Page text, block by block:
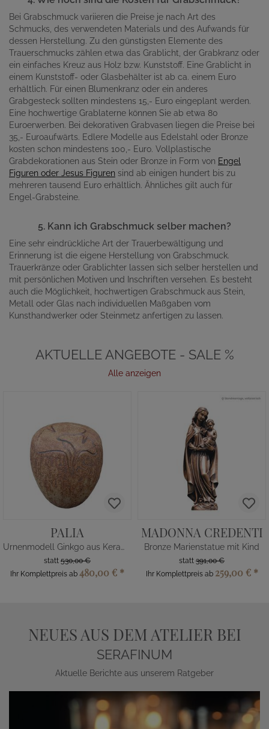
Bei Grabschmuck variieren die Preise je nach Art des
Schmucks, des verwendeten Materials und des Aufwands für
dessen Herstellung. Zu den günstigsten Elemente des
Trauerschmucks zählen etwa das Grablicht, der Grabkranz oder
ein einfaches Kreuz aus Holz bzw. Kunststoff. Eine Grablicht in
einem Kunststoff- oder Glasbehälter ist ab ca. einem Euro
erhältlich. Für einen Blumenkranz oder ein anderes
Grabgesteck sollten mindestens 15,- Euro eingeplant werden.
Eine hochwertige Grablaterne können Sie ab etwa 80
Euroerwerben. Bei dekorativen Grabvasen liegen die Preise bei
35,- Euroaufwärts. Edlere Modelle aus Edelstahl oder Bronze
kosten schon mindestens 100,- Euro. Vollplastische
Grabdekorationen aus Stein oder Bronze in Form von Engel
Figuren oder Jesus Figuren sind ab einigen hundert bis zu
mehreren tausend Euro erhältlich. Ähnliches gilt auch für
Engel-Grabsteine.
5. Kann ich Grabschmuck selber machen?
Eine sehr eindrückliche Art der Trauerbewältigung und
Erinnerung ist die eigene Herstellung von Grabschmuck.
Trauerkränze oder Grablichter lassen sich selber herstellen und
mit persönlichen Motiven und Inschriften versehen. Es besteht
auch die Möglichkeit, hochwertigen Grabschmuck aus Stein,
Metall oder Glas nach individuellen Maßgaben vom
Kunsthandwerker oder Steinmetz anfertigen zu lassen.
AKTUELLE ANGEBOTE - SALE %
Alle anzeigen
PALIA
Urnenmodell Ginkgo aus Keramik
statt 530,00 €
Ihr Komplettpreis ab 480,00 € *
MADONNA CREDENTI
Bronze Marienstatue mit Kind
statt 391,00 €
Ihr Komplettpreis ab 259,00 € *
NEUES AUS DEM ATELIER BEI
SERAFINUM
Aktuelle Berichte aus unserem Ratgeber